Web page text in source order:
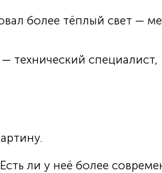
более тёплый свет —
технический специалист,
ли у неё более